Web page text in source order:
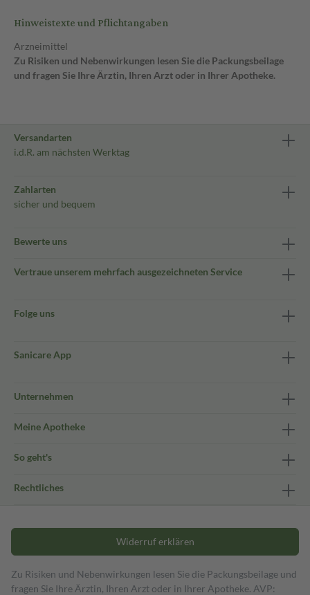
Hinweistexte und Pflichtangaben
Arzneimittel
Zu Risiken und Nebenwirkungen lesen Sie die Packungsbeilage
und fragen Sie Ihre Ärztin, Ihren Arzt oder in Ihrer Apotheke.
Versandarten
i.d.R. am nächsten Werktag
Zahlarten
sicher und bequem
Bewerte uns
Vertraue unserem mehrfach ausgezeichneten Service
Folge uns
Sanicare App
Unternehmen
Meine Apotheke
So geht's
Rechtliches
Widerruf erklären
Zu Risiken und Nebenwirkungen lesen Sie die Packungsbeilage und
fragen Sie Ihre Ärztin, Ihren Arzt oder in Ihrer Apotheke. AVP: